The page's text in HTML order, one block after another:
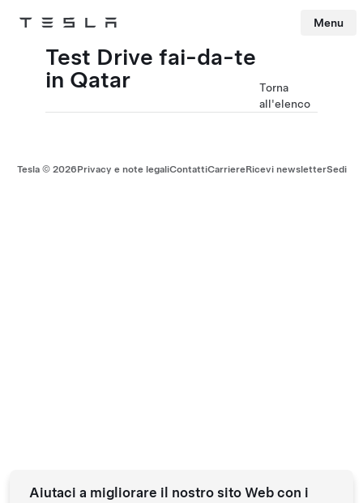
Tesla Menu
Test Drive fai-da-te
in Qatar
Torna
all'elenco
Tesla © 2026Privacy e note legaliContattiCarriereRicevi newsletterSedi
Aiutaci a migliorare il nostro sito Web con i